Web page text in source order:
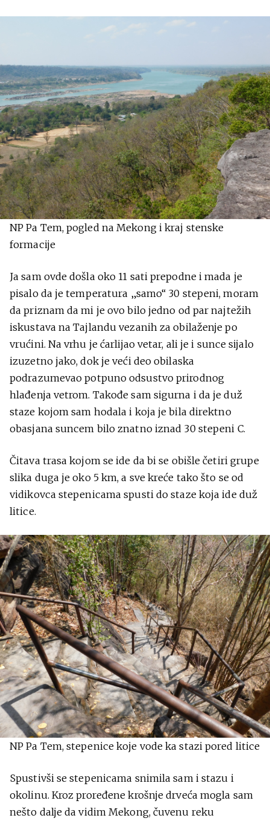
NP Pa Tem, pogled na Mekong i kraj stenske
formacije
Ja sam ovde došla oko 11 sati prepodne i mada je
pisalo da je temperatura „samo“ 30 stepeni, moram
da priznam da mi je ovo bilo jedno od par najtežih
iskustava na Tajlandu vezanih za obilaženje po
vrućini. Na vrhu je ćarlijao vetar, ali je i sunce sijalo
izuzetno jako, dok je veći deo obilaska
podrazumevao potpuno odsustvo prirodnog
hlađenja vetrom. Takođe sam sigurna i da je duž
staze kojom sam hodala i koja je bila direktno
obasjana suncem bilo znatno iznad 30 stepeni C.
Čitava trasa kojom se ide da bi se obišle četiri grupe
slika duga je oko 5 km, a sve kreće tako što se od
vidikovca stepenicama spusti do staze koja ide duž
litice.
NP Pa Tem, stepenice koje vode ka stazi pored litice
Spustivši se stepenicama snimila sam i stazu i
okolinu. Kroz proređene krošnje drveća mogla sam
nešto dalje da vidim Mekong, čuvenu reku